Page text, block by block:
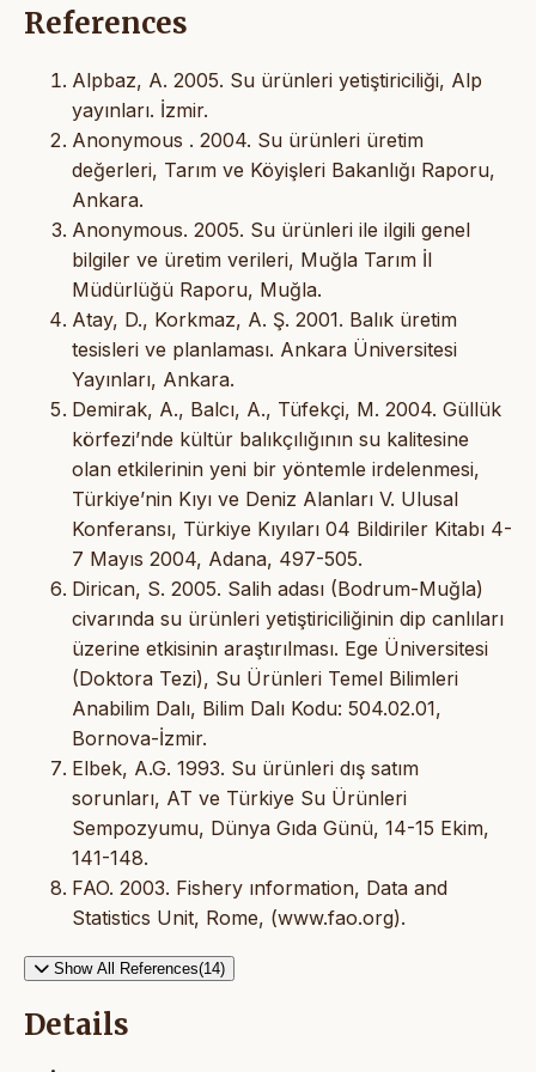
References
Alpbaz, A. 2005. Su ürünleri yetiştiriciliği, Alp
yayınları. İzmir.
Anonymous . 2004. Su ürünleri üretim
değerleri, Tarım ve Köyişleri Bakanlığı Raporu,
Ankara.
Anonymous. 2005. Su ürünleri ile ilgili genel
bilgiler ve üretim verileri, Muğla Tarım İl
Müdürlüğü Raporu, Muğla.
Atay, D., Korkmaz, A. Ş. 2001. Balık üretim
tesisleri ve planlaması. Ankara Üniversitesi
Yayınları, Ankara.
Demirak, A., Balcı, A., Tüfekçi, M. 2004. Güllük
körfezi’nde kültür balıkçılığının su kalitesine
olan etkilerinin yeni bir yöntemle irdelenmesi,
Türkiye’nin Kıyı ve Deniz Alanları V. Ulusal
Konferansı, Türkiye Kıyıları 04 Bildiriler Kitabı 4-
7 Mayıs 2004, Adana, 497-505.
Dirican, S. 2005. Salih adası (Bodrum-Muğla)
civarında su ürünleri yetiştiriciliğinin dip canlıları
üzerine etkisinin araştırılması. Ege Üniversitesi
(Doktora Tezi), Su Ürünleri Temel Bilimleri
Anabilim Dalı, Bilim Dalı Kodu: 504.02.01,
Bornova-İzmir.
Elbek, A.G. 1993. Su ürünleri dış satım
sorunları, AT ve Türkiye Su Ürünleri
Sempozyumu, Dünya Gıda Günü, 14-15 Ekim,
141-148.
FAO. 2003. Fishery ınformation, Data and
Statistics Unit, Rome, (www.fao.org).
Show All References(14)
Details